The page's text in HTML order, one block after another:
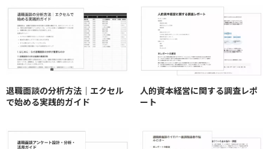
退職面談の分析方法｜エクセル
で始める実践的ガイド
人的資本経営に関する調査レポ
ート